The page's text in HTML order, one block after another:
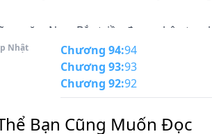
năm Nam Bắc triều đang phân
hay là lúc Bắc Chu và Bắc Tề đang
Nhật Chương 94:94
Chương 93:93
Chương 92:92
Bạn Cũng Muốn Đọc